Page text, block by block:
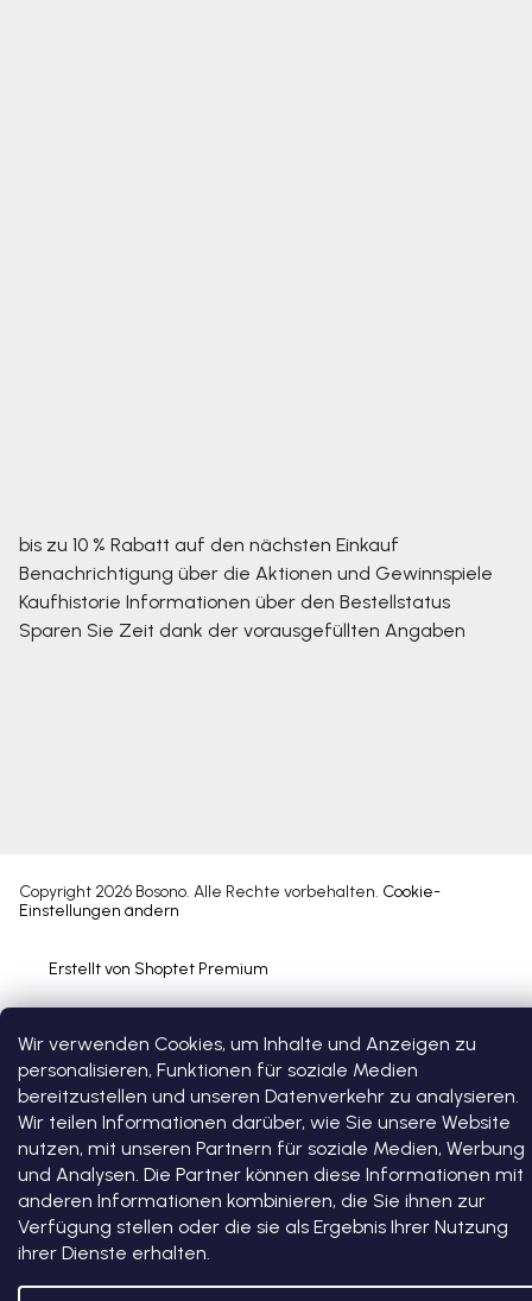
Wir verwenden Cookies, um Inhalte und Anzeigen zu
personalisieren, Funktionen für soziale Medien
bereitzustellen und unseren Datenverkehr zu analysieren.
Wir teilen Informationen darüber, wie Sie unsere Website
nutzen, mit unseren Partnern für soziale Medien, Werbung
und Analysen. Die Partner können diese Informationen mit
anderen Informationen kombinieren, die Sie ihnen zur
Verfügung stellen oder die sie als Ergebnis Ihrer Nutzung
ihrer Dienste erhalten.
bis zu 10 % Rabatt auf den nächsten Einkauf
Benachrichtigung über die Aktionen und Gewinnspiele
Kaufhistorie Informationen über den Bestellstatus
Sparen Sie Zeit dank der vorausgefüllten Angaben
Erstellt von Shoptet Premium
Copyright 2026 Bosono. Alle Rechte vorbehalten. Cookie-
Einstellungen ändern